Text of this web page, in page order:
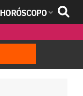
HORÓSCOPO